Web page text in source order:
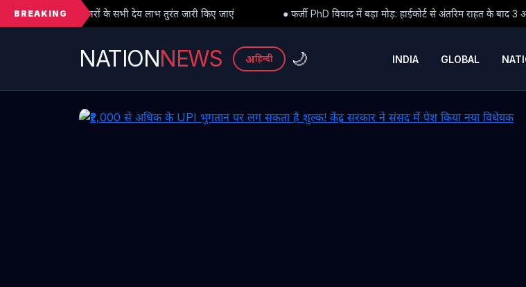
BREAKING
देय लाभ तुरंत जारी किए जाएं ● फर्जी PhD विवाद में बड़ा मोड़: हाईकोर्ट से अंतरिम राहत के बाद 3 असिस्टेंट प्रोफेसरों ने फिर संभाला
NATIONNEWS अहिन्दी 🌙 INDIA GLOBAL